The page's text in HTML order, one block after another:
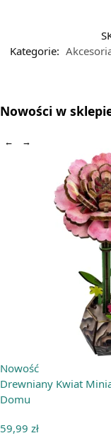
Kategorie:
Nowości w
← →
Nowość
Drewniany Kwiat
Domu
59,99 zł